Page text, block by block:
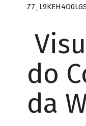
do
da